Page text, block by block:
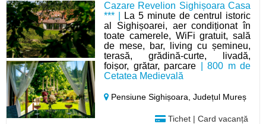
Cazare Revelion Sighișoara Casa
*** |
La 5 minute de centrul istoric
al Sighișoarei, aer condiționat în
toate camerele, WiFi gratuit, sală
de mese, bar, living cu șemineu,
terasă, grădină-curte, livadă,
foișor, grătar, parcare | 800 m de
Cetatea Medievală
Pensiune Sighișoara,Județul Mureș
Tichet | Card vacanță